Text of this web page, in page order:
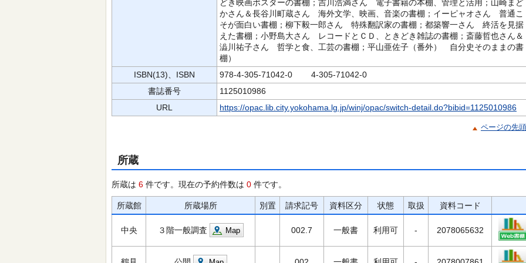
どき映画ポスターの書棚；吉川浩満さん 電子書籍の本棚、管理と活用；山崎まど
かさん＆長谷川町蔵さん 海外文学、映画、音楽の書棚；イーピャオさん 普通こ
そが面白い書棚；柳下毅一郎さん 特殊翻訳家の書棚；都築響一さん 終活を見据
えた書棚；小野島大さん レコードとＣＤ、ときどき雑誌の書棚；斎藤哲也さん＆
澁川祐子さん 哲学と食、工芸の書棚；平山亜佐子（番外） 自分史そのままの書
棚）
ISBN(13)、ISBN
978-4-305-71042-0 4-305-71042-0
書誌番号
1125010986
URL
https://opac.lib.city.yokohama.lg.jp/winj/opac/switch-detail.do?bibid=1125010986
ページの先
所蔵
所蔵は 6 件です。現在の予約件数は 0 件です。
所蔵館 所蔵場所 別置 請求記号 資料区分 状態 取扱 資料コード
中央 ３階一般調査 Map 002.7 一般書 利用可 - 2078065632